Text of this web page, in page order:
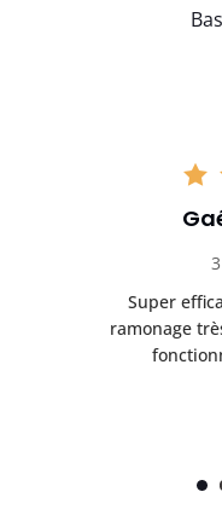
Super
ramonage